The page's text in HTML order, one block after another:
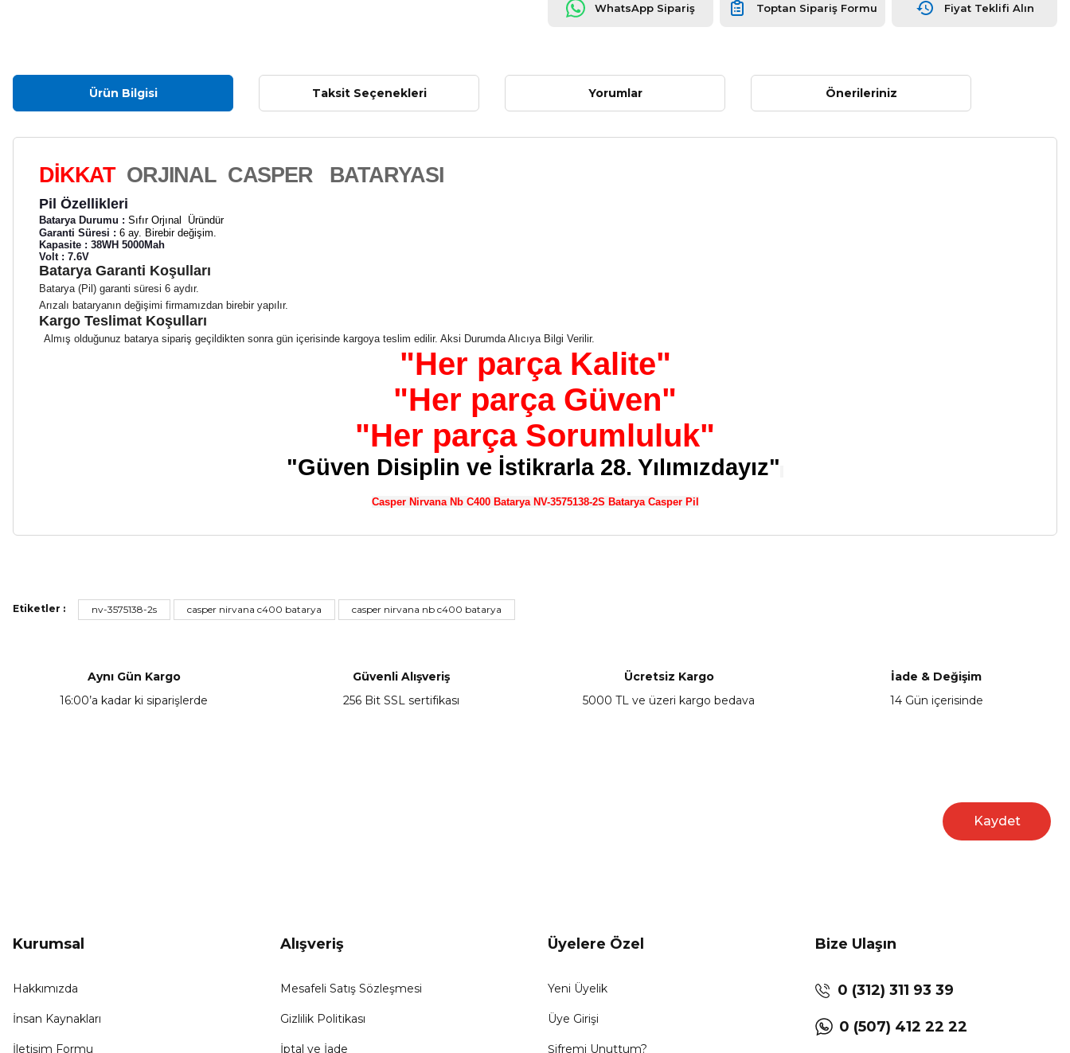
WhatsApp Sipariş Toptan Sipariş Formu Fiyat Teklifi Alın
Ürün Bilgisi Taksit Seçenekleri Yorumlar Önerileriniz
DİKKAT ORJINAL CASPER BATARYASI
Pil Özellikleri
Batarya Durumu : Sıfır Orjınal
Üründür
Garanti Süresi : 6 ay. Birebir değişim.
Kapasite : 38WH 5000Mah
Volt : 7.6V
Batarya Garanti Koşulları
Batarya (Pil) garanti süresi 6 aydır.
Arızalı bataryanın değişimi firmamızdan birebir yapılır.
Kargo Teslimat Koşulları
Almış olduğunuz batarya sipariş geçildikten sonra gün içerisinde kargoya teslim edilir. Aksi Durumda Alıcıya Bilgi Verilir.
"Her parça Kalite"
"Her parça Güven"
"Her parça Sorumluluk"
"Güven Disiplin ve İstikrarla 28. Yılımızdayız"
Casper Nirvana Nb C400 Batarya NV-3575138-2S Batarya Casper Pil
Ürün bilgilerinde hatalar bulunuyor.
Etiketler : nv-3575138-2s casper nirvana c400 batarya casper nirvana nb c400 batarya
Aynı Gün Kargo
16:00’a kadar ki siparişlerde
Güvenli Alışveriş
256 Bit SSL sertifikası
Ücretsiz Kargo
5000 TL ve üzeri kargo bedava
İade & Değişim
14 Gün içerisinde
Kaydet
Kurumsal
Hakkımızda
İnsan Kaynakları
İletişim Formu
Alışveriş
Mesafeli Satış Sözleşmesi
Gizlilik Politikası
İptal ve İade
Üyelere Özel
Yeni Üyelik
Üye Girişi
Şifremi Unuttum?
Bize Ulaşın
0 (312) 311 93 39
0 (507) 412 22 22